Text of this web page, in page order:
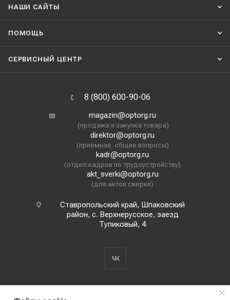
НАШИ CАЙТЫ
ПОМОЩЬ
СЕРВИСНЫЙ ЦЕНТР
8 (800) 600-90-06
magazin@optorg.ru
(продажа и закупка товара)
direktor@optorg.ru
(приёмная, общие вопросы)
kadr@optorg.ru
(отдел кадров по трудоустройству)
akt_sverki@optorg.ru
(для актов сверки)
Ставропольский край, Шпаковский
район, с. Верхнерусское, заезд
Тупиковый, 4